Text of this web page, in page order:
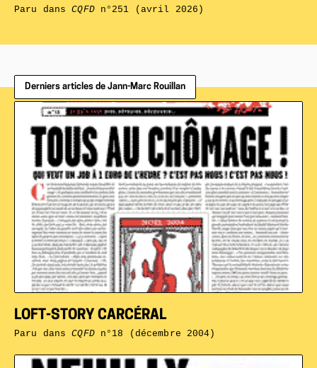
Paru dansCQFDn°251 (avril 2026)
Derniers articles de Jann-Marc Rouillan
LOFT-STORY CARCÉRAL
Paru dansCQFDn°18 (décembre 2004)